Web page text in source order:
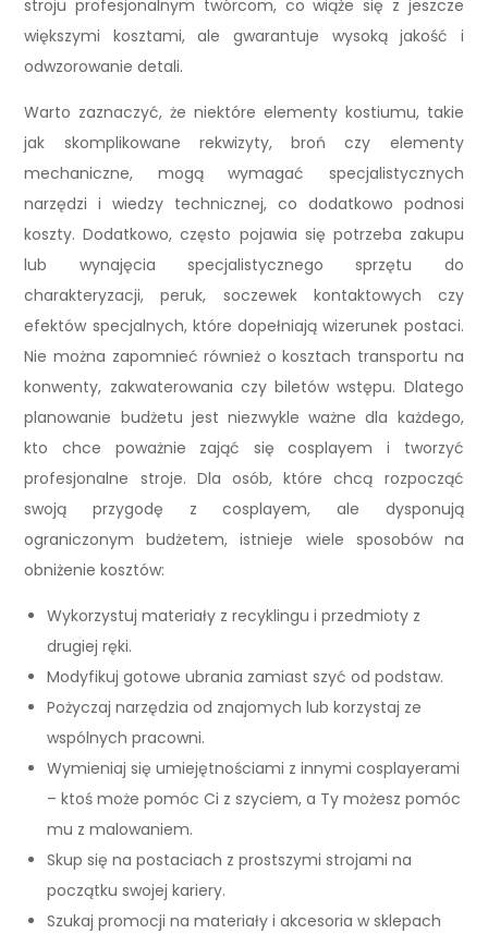
stroju profesjonalnym twórcom, co wiąże się z jeszcze
większymi kosztami, ale gwarantuje wysoką jakość i
odwzorowanie detali.
Warto zaznaczyć, że niektóre elementy kostiumu, takie
jak skomplikowane rekwizyty, broń czy elementy
mechaniczne, mogą wymagać specjalistycznych
narzędzi i wiedzy technicznej, co dodatkowo podnosi
koszty. Dodatkowo, często pojawia się potrzeba zakupu
lub wynajęcia specjalistycznego sprzętu do
charakteryzacji, peruk, soczewek kontaktowych czy
efektów specjalnych, które dopełniają wizerunek postaci.
Nie można zapomnieć również o kosztach transportu na
konwenty, zakwaterowania czy biletów wstępu. Dlatego
planowanie budżetu jest niezwykle ważne dla każdego,
kto chce poważnie zająć się cosplayem i tworzyć
profesjonalne stroje. Dla osób, które chcą rozpocząć
swoją przygodę z cosplayem, ale dysponują
ograniczonym budżetem, istnieje wiele sposobów na
obniżenie kosztów:
Wykorzystuj materiały z recyklingu i przedmioty z
drugiej ręki.
Modyfikuj gotowe ubrania zamiast szyć od podstaw.
Pożyczaj narzędzia od znajomych lub korzystaj ze
wspólnych pracowni.
Wymieniaj się umiejętnościami z innymi cosplayerami
– ktoś może pomóc Ci z szyciem, a Ty możesz pomóc
mu z malowaniem.
Skup się na postaciach z prostszymi strojami na
początku swojej kariery.
Szukaj promocji na materiały i akcesoria w sklepach